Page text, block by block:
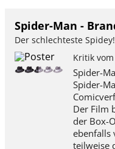
Spider-Man -
Der schlechteste
Kritik
Spider-
Spider-
Der Film
der Box-
ebenfalls
teilweise